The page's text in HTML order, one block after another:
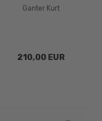
Ganter Kurt
210,00 EUR